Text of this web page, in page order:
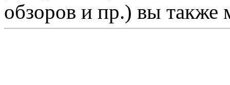
обзоров и пр.) вы также